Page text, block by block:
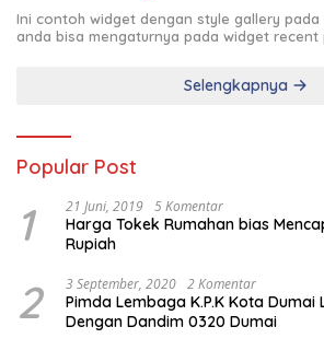
Ini contoh widget dengan style gallery pada
anda bisa mengaturnya pada widget recent
Selengkapnya
Popular Post
1 21 Juni, 2019 5 Komentar
Harga Tokek Rumahan bias
Rupiah
2 3 September, 2020 2 Komentar
Pimda Lembaga K.P.K Kota Dumai
Dengan Dandim 0320 Dumai